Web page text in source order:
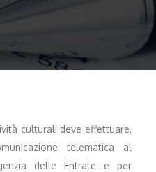
culturali deve effettuare,
telematica al
delle Entrate e per